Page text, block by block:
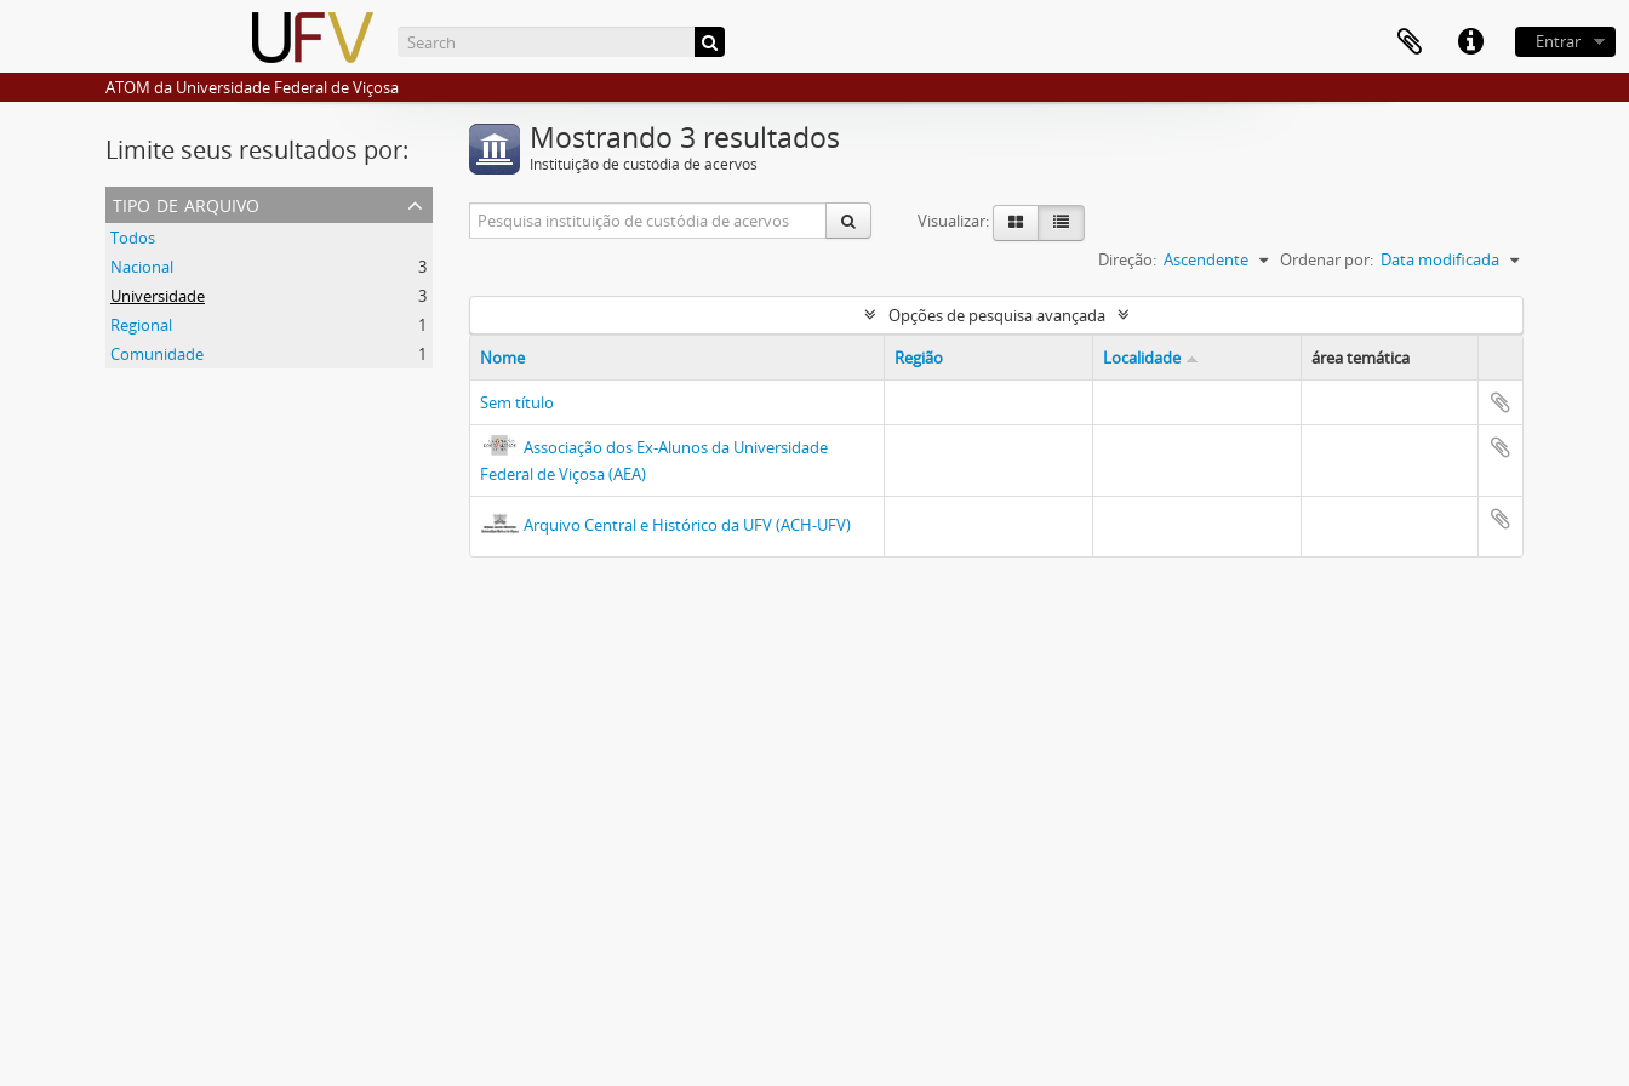
Entrar
ATOM da Universidade Federal de Viçosa
Limite seus resultados por:
tipo de arquivo
Todos
Nacional
3
Universidade
3
Regional
1
Comunidade
1
Mostrando 3 resultados
Instituição de custódia de acervos
Visualizar:
Ordenar por: Data modificada
Direção: Ascendente
Opções de pesquisa avançada
Nome
Região Localidade área temática
Sem título
Associação dos Ex-Alunos da Universidade
Federal de Viçosa (AEA)
Arquivo Central e Histórico da UFV (ACH-UFV)